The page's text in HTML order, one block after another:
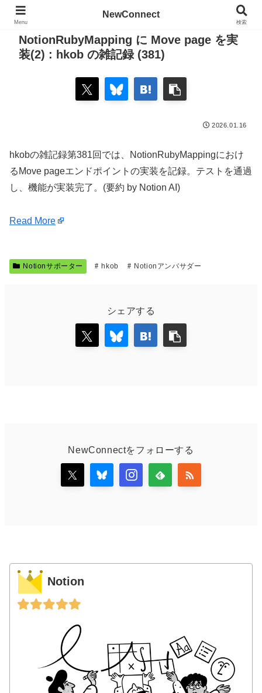
NotionRubyMapping に Move page を実
装(2) : hkob の雑記録 (381)
2026.01.16
hkobの雑記録第381回では、NotionRubyMappingにおけ
るMove pageエンドポイントの実装を記録。テストを通過
し、機能が実装完了。(要約 by Notion AI)
Read More
Notionサポーター hkob Notionアンバサダー
シェアする
NewConnectをフォローする
Notion
Menu
NewConnect
検索